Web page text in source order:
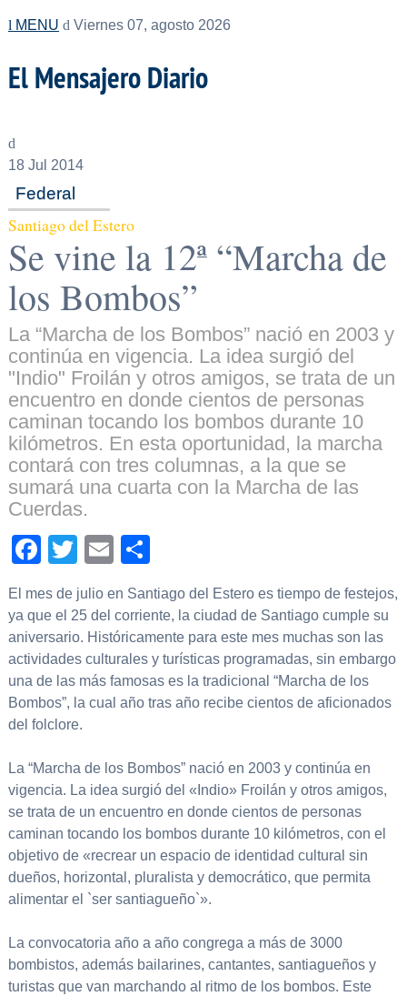
MENU Viernes 07, agosto 2026
El Mensajero Diario
18Jul 2014
Federal
Santiago del Estero
Se vine la 12ª “Marcha de
los Bombos”
La “Marcha de los Bombos” nació en 2003 y
continúa en vigencia. La idea surgió del
"Indio" Froilán y otros amigos, se trata de un
encuentro en donde cientos de personas
caminan tocando los bombos durante 10
kilómetros. En esta oportunidad, la marcha
contará con tres columnas, a la que se
sumará una cuarta con la Marcha de las
Cuerdas.
Facebook
TwitterEmail
El mes de julio en Santiago del Estero es tiempo de festejos,
ya que el 25 del corriente, la ciudad de Santiago cumple su
aniversario. Históricamente para este mes muchas son las
actividades culturales y turísticas programadas, sin embargo
una de las más famosas es la tradicional “Marcha de los
Bombos”, la cual año tras año recibe cientos de aficionados
del folclore.
La “Marcha de los Bombos” nació en 2003 y continúa en
vigencia. La idea surgió del «Indio» Froilán y otros amigos,
se trata de un encuentro en donde cientos de personas
caminan tocando los bombos durante 10 kilómetros, con el
objetivo de «recrear un espacio de identidad cultural sin
dueños, horizontal, pluralista y democrático, que permita
alimentar el `ser santiagueño`».
La convocatoria año a año congrega a más de 3000
bombistos, además bailarines, cantantes, santiagueños y
turistas que van marchando al ritmo de los bombos. Este